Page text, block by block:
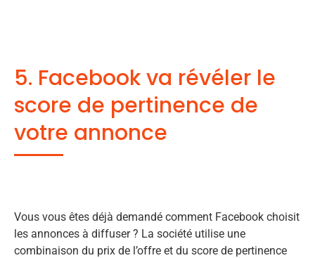
5. Facebook va révéler le
score de pertinence de
votre annonce
Vous vous êtes déjà demandé comment Facebook choisit
les annonces à diffuser ? La société utilise une
combinaison du prix de l’offre et du score de pertinence